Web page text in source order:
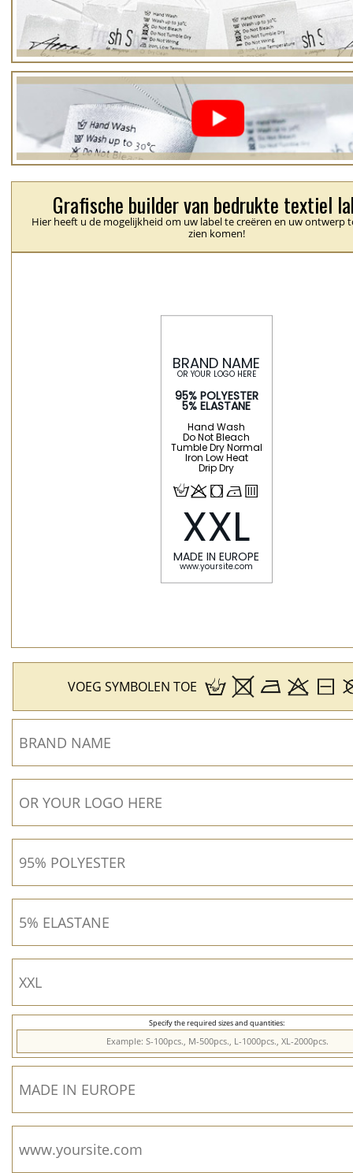
Grafische builder van bedrukte textiel
Hier heeft u de mogelijkheid om uw label te creëren en uw ontwerp
zien komen!
Hand Wash
Do Not Bleach
Tumble Dry Normal
Iron Low Heat
Drip Dry
Hp jNb
VOEG SYMBOLEN TOE
Specify the required sizes and quantities: